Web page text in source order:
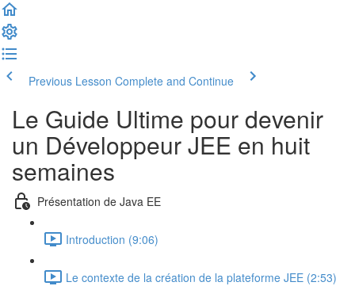
Previous Lesson Complete and Continue
Le Guide Ultime pour devenir
un Développeur JEE en huit
semaines
Présentation de Java EE
Introduction (9:06)
Le contexte de la création de la plateforme JEE (2:53)